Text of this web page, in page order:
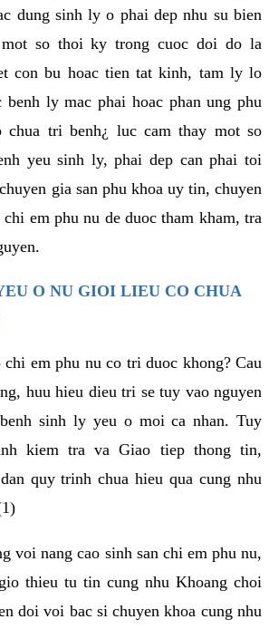
dung sinh ly o phai dep nhu su bien
so thoi ky trong cuoc doi do la
con bu hoac tien tat kinh, tam ly lo
ly mac phai hoac phan ung phu
chua tri benh¿ luc cam thay mot so
yeu sinh ly, phai dep can phai toi
gia san phu khoa uy tin, chuyen
chi em phu nu de duoc tham kham, tra
O NU GIOI LIEU CO CHUA
em phu nu co tri duoc khong? Cau
huu hieu dieu tri se tuy vao nguyen
sinh ly yeu o moi ca nhan. Tuy
kiem tra va Giao tiep thong tin,
quy trinh chua hieu qua cung nhu
voi nang cao sinh san chi em phu nu,
thieu tu tin cung nhu Khoang choi
doi voi bac si chuyen khoa cung nhu